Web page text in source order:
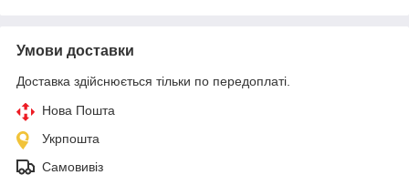
Умови доставки
Доставка здійснюється тільки по передоплаті.
Нова Пошта
Укрпошта
Самовивіз